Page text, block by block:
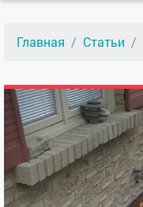
Главная Статьи